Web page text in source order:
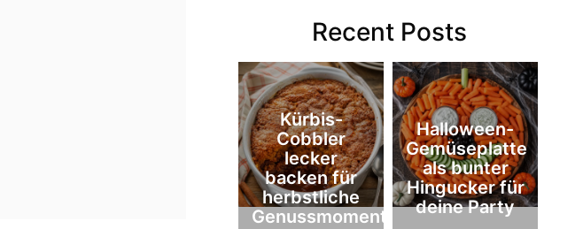
Recent Posts
Kürbis-
Cobbler
lecker
backen für
herbstliche
Genussmomente
Halloween-
Gemüseplatte
als bunter
Hingucker für
deine Party